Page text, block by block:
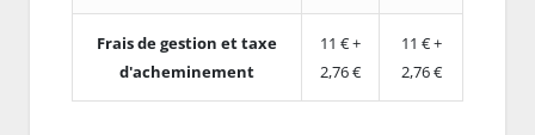
Frais de gestion et taxe
d'acheminement
11 € +
2,76 €
11 € +
2,76 €